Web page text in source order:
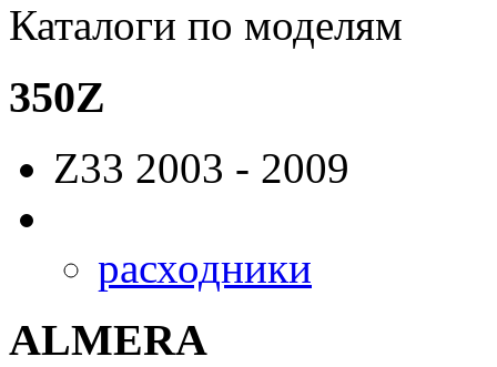
Каталоги по моделям
350Z
Z33 2003 - 2009
расходники
ALMERA